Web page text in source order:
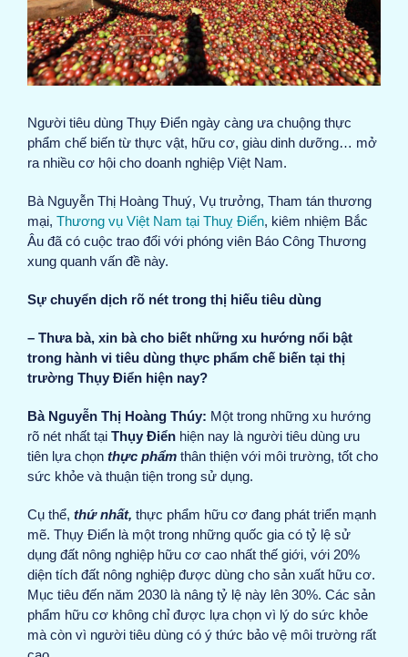
Người tiêu dùng Thụy Điển ngày càng ưa chuộng thực
phẩm chế biến từ thực vật, hữu cơ, giàu dinh dưỡng… mở
ra nhiều cơ hội cho doanh nghiệp Việt Nam.
Bà Nguyễn Thị Hoàng Thuý, Vụ trưởng, Tham tán thương
mại, Thương vụ Việt Nam tại Thuỵ Điển, kiêm nhiệm Bắc
Âu đã có cuộc trao đổi với phóng viên Báo Công Thương
xung quanh vấn đề này.
Sự chuyển dịch rõ nét trong thị hiếu tiêu dùng
– Thưa bà, xin bà cho biết những xu hướng nổi bật
trong hành vi tiêu dùng thực phẩm chế biến tại thị
trường Thụy Điển hiện nay?
Bà Nguyễn Thị Hoàng Thúy: Một trong những xu hướng
rõ nét nhất tại Thụy Điển hiện nay là người tiêu dùng ưu
tiên lựa chọn thực phẩm thân thiện với môi trường, tốt cho
sức khỏe và thuận tiện trong sử dụng.
Cụ thể, thứ nhất, thực phẩm hữu cơ đang phát triển mạnh
mẽ. Thụy Điển là một trong những quốc gia có tỷ lệ sử
dụng đất nông nghiệp hữu cơ cao nhất thế giới, với 20%
diện tích đất nông nghiệp được dùng cho sản xuất hữu cơ.
Mục tiêu đến năm 2030 là nâng tỷ lệ này lên 30%. Các sản
phẩm hữu cơ không chỉ được lựa chọn vì lý do sức khỏe
mà còn vì người tiêu dùng có ý thức bảo vệ môi trường rất